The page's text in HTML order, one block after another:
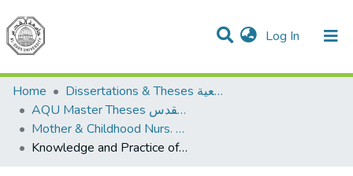
Log In (current)
Communities & Collections
All of DSpace
Home
Dissertations & Theses الرسائل الجامعية
AQU Master Theses الرسائل الجامعية الخاصة بجامعة القدس
Mother & Childhood Nurs. تمريض صحة الأم والطفل
Knowledge and Practice of Nurses and Midwives toward Antenatal Care Provided at Governmental Primary Health Care Centers in Gaza Strip